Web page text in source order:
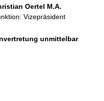
Oertel M.A.
Vizepräsident
unmittelbar